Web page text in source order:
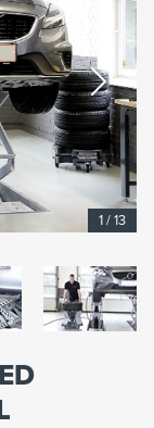
1/13